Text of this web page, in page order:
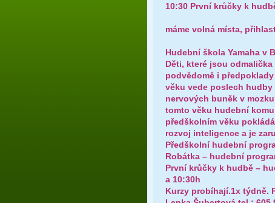
10:30 První krůčky k
máme volná místa,
Hudební škola Yamaha v
Děti, které jsou
podvědomě i
věku vede poslech
nervových buněk v
tomto věku hudební
předškolním věku
rozvoj inteligence a je
Předškolní hudební
Robátka – hudební
První krůčky k hudbě –
a 10:30h
Kurzy probíhají.1x týdně.